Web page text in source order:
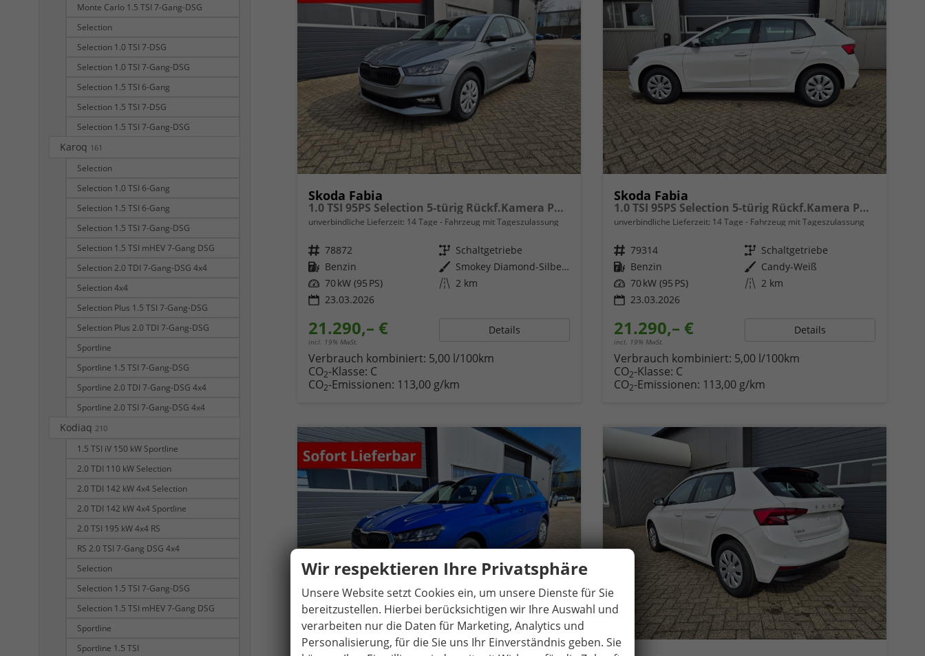
Skoda Fabia
1.0 TSI 95PS Selection 5-türig Rückf.Kamera Parksensoren Sitzheizung Multifunktionslenkrad Klima Skoda-Radio Bluetooth Touchscreen Tempomat Nebelsch. Apple CarPlay + Android Auto
unverbindliche Lieferzeit: 14 Tage Fahrzeug mit Tageszulassung
Fahrzeugnr. 78872 Getriebe Schaltgetriebe
Kraftstoff Benzin Außenfarbe
Smokey Diamond-Silber Metallic
Leistung 70 kW (95 PS) Kilometerstand 2 km
23.03.2026
21.290,– €
incl. 19% MwSt.
Details
Verbrauch kombiniert: 5,00 l/100km
CO2-Klasse: C
CO2-Emissionen: 113,00 g/km
Skoda Fabia
1.0 TSI 95PS Selection 5-türig Rückf.Kamera Parksensoren Sitzheizung Multifunktionslenkrad Klima Skoda-Radio Bluetooth Touchscreen Tempomat Nebelsch. Apple CarPlay + Android Auto
unverbindliche Lieferzeit: 14 Tage Fahrzeug mit Tageszulassung
Fahrzeugnr. 79314 Getriebe Schaltgetriebe
Kraftstoff Benzin Außenfarbe Candy-Weiß
Leistung 70 kW (95 PS) Kilometerstand 2 km
23.03.2026
21.290,– €
incl. 19% MwSt.
Details
Verbrauch kombiniert: 5,00 l/100km
CO2-Klasse: C
CO2-Emissionen: 113,00 g/km
Monte Carlo 1.5 TSI 7-Gang-DSG
Selection
Selection 1.0 TSI 7-DSG
Selection 1.0 TSI 7-Gang-DSG
Selection 1.5 TSI 6-Gang
Selection 1.5 TSI 7-DSG
Selection 1.5 TSI 7-Gang-DSG
Karoq 161
Selection
Selection 1.0 TSI 6-Gang
Selection 1.5 TSI 6-Gang
Selection 1.5 TSI 7-Gang-DSG
Selection 1.5 TSI mHEV 7-Gang DSG
Selection 2.0 TDI 7-Gang-DSG 4x4
Selection 4x4
Selection Plus 1.5 TSI 7-Gang-DSG
Selection Plus 2.0 TDI 7-Gang-DSG
Sportline
Sportline 1.5 TSI 7-Gang-DSG
Sportline 2.0 TDI 7-Gang-DSG 4x4
Sportline 2.0 TSI 7-Gang-DSG 4x4
Kodiaq 210
1.5 TSI iV 150 kW Sportline
2.0 TDI 110 kW Selection
2.0 TDI 142 kW 4x4 Selection
2.0 TDI 142 kW 4x4 Sportline
2.0 TSI 195 kW 4x4 RS
RS 2.0 TSI 7-Gang DSG 4x4
Selection
Selection 1.5 TSI 7-Gang-DSG
Selection 1.5 TSI mHEV 7-Gang DSG
Sportline
Sportline 1.5 TSI
Wir respektieren Ihre Privatsphäre
Unsere Website setzt Cookies ein, um unsere Dienste für Sie
bereitzustellen. Hierbei berücksichtigen wir Ihre Auswahl und
verarbeiten nur die Daten für Marketing, Analytics und
Personalisierung, für die Sie uns Ihr Einverständnis geben. Sie